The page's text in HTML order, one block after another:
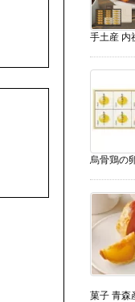
手土産 内
烏骨鶏の
菓子 青森